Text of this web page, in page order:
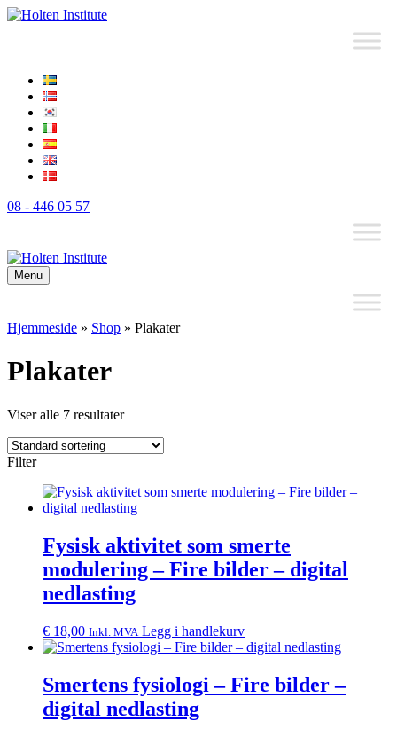
08 - 446 05 57
Menu
Hjemmeside » Shop » Plakater
Plakater
Viser alle 7 resultater
Filter
Fysisk aktivitet som smerte
modulering – Fire bilder – digital
nedlasting
€ 18,00 Inkl. MVA Legg i handlekurv
Smertens fysiologi – Fire bilder –
digital nedlasting